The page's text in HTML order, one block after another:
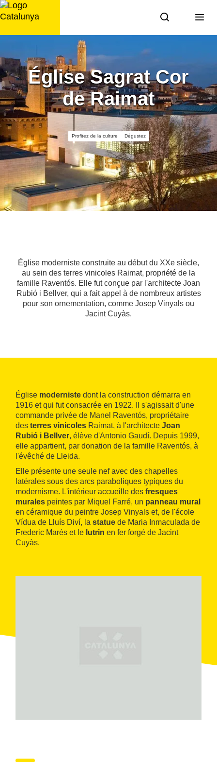
Aller
au
Église Sagrat Cor
de Raimat
Profitez de la culture Dégustez
Église moderniste construite au début du XXe siècle,
au sein des terres vinicoles Raimat, propriété de la
famille Raventós. Elle fut conçue par l'architecte Joan
Rubió i Bellver, qui a fait appel à de nombreux artistes
pour son ornementation, comme Josep Vinyals ou
Jacint Cuyàs.
Église moderniste dont la construction démarra en
1916 et qui fut consacrée en 1922. Il s'agissait d'une
commande privée de Manel Raventós, propriétaire
des terres vinicoles Raimat, à l'architecte Joan
Rubió i Bellver, élève d'Antonio Gaudí. Depuis 1999,
elle appartient, par donation de la famille Raventós, à
l'évêché de Lleida.
Elle présente une seule nef avec des chapelles
latérales sous des arcs paraboliques typiques du
modernisme. L'intérieur accueille des fresques
murales peintes par Miquel Farré, un panneau mural
en céramique du peintre Josep Vinyals et, de l'école
Vídua de Lluís Diví, la statue de Maria Inmaculada de
Frederic Marés et le lutrin en fer forgé de Jacint
Cuyàs.